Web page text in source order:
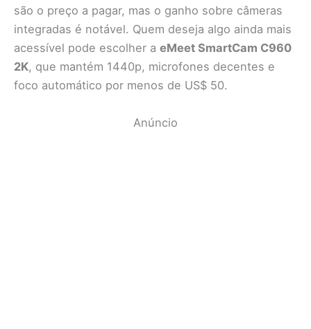
são o preço a pagar, mas o ganho sobre câmeras
integradas é notável. Quem deseja algo ainda mais
acessível pode escolher a eMeet SmartCam C960
2K, que mantém 1440p, microfones decentes e
foco automático por menos de US$ 50.
Anúncio